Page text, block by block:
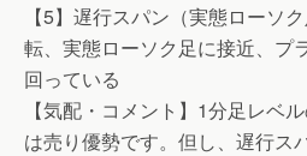
【5】遅行スパン（実態ローソ
転、実態ローソク足に接近、プ
回っている
【気配・コメント】1分足レベ
は売り優勢です。但し、遅行ス